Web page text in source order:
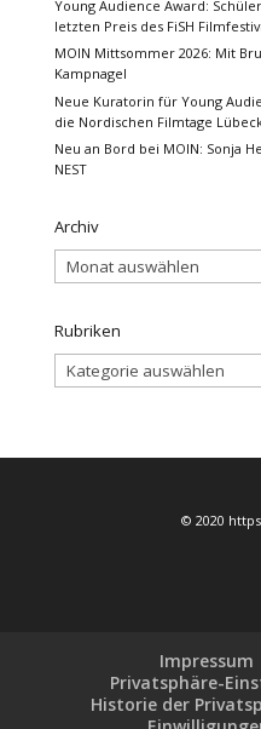
Young Audience Award:
letzten Preis des FiSH
MOIN Mittsommer 2026: Mit
Kampnagel
Neue Kuratorin für Young
die Nordischen Filmtage
Neu an Bord bei MOIN: Sonja
NEST
Archiv
Archiv
Rubriken
Rubriken
© 2020
Impressum
Privatsphäre-
Historie der